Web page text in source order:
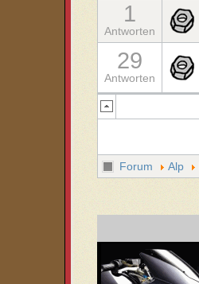
1
Antworten
29
Antworten
Forum Alp